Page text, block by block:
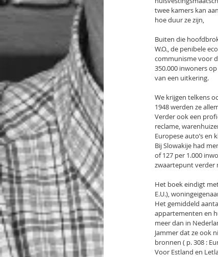
twee kamers kan
hoe duur ze zijn,
Buiten die
W.O., de penibele
communisme voor
350.000 inwoners
van een uitkering.
We krijgen telkens
1948 werden ze
Verder ook een
reclame,
Europese auto’s
Bij Slowakije had
of 127 per 1.000
zwaartepunt verder
Het boek eindigt
E.U.),
Het gemiddeld
appartementen en
meer dan in
Jammer dat ze ook
bronnen ( p. 308 :
Voor Estland en